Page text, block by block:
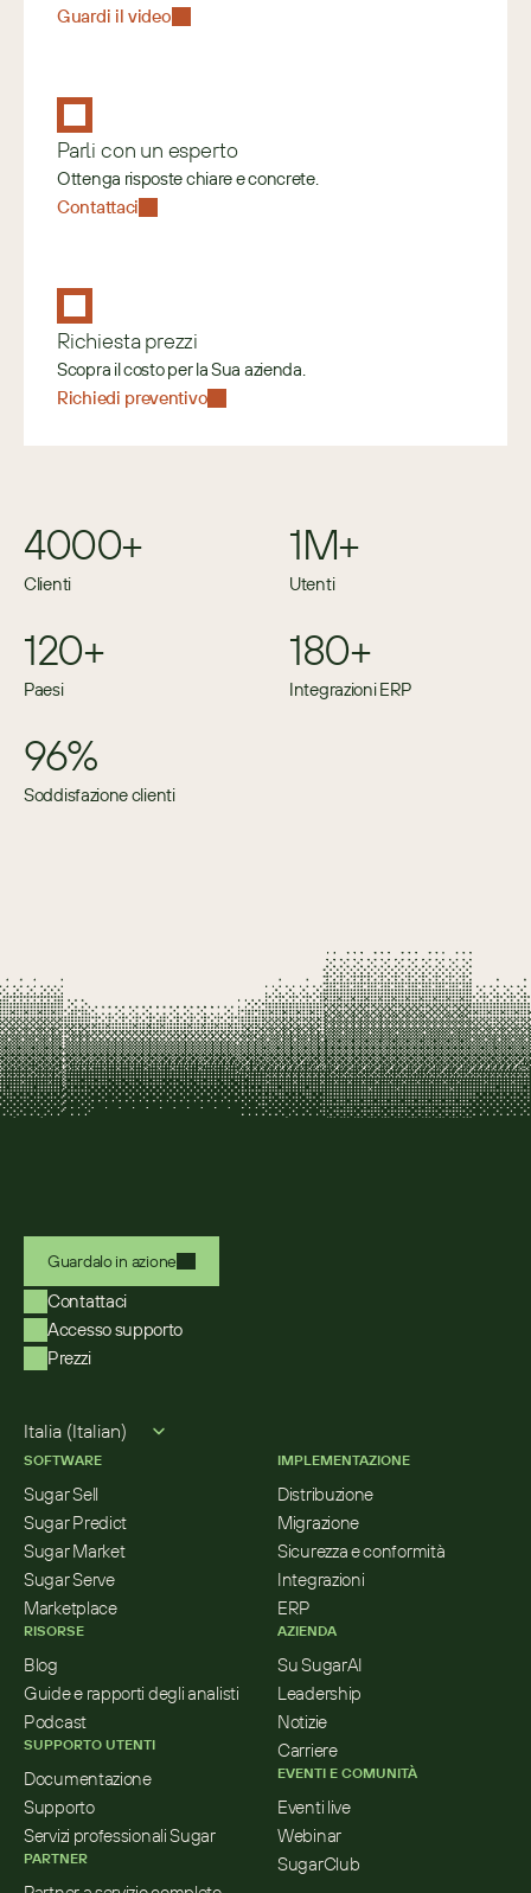
Guardi il video
Parli con un esperto
Ottenga risposte chiare e concrete.
Contattaci
Richiesta prezzi
Scopra il costo per la Sua azienda.
Richiedi preventivo
4000+
Clienti
1M+
Utenti
120+
Paesi
180+
Integrazioni ERP
96%
Soddisfazione clienti
Guardalo in azione
Contattaci
Accesso supporto
Prezzi
Italia (Italian)
SOFTWARE
Sugar Sell
Sugar Predict
Sugar Market
Sugar Serve
Marketplace
RISORSE
Blog
Guide e rapporti degli analisti
Podcast
SUPPORTO UTENTI
Documentazione
Supporto
Servizi professionali Sugar
PARTNER
IMPLEMENTAZIONE
Distribuzione
Migrazione
Sicurezza e conformità
Integrazioni
ERP
AZIENDA
Su SugarAI
Leadership
Notizie
Carriere
EVENTI E COMUNITÀ
Eventi live
Webinar
SugarClub